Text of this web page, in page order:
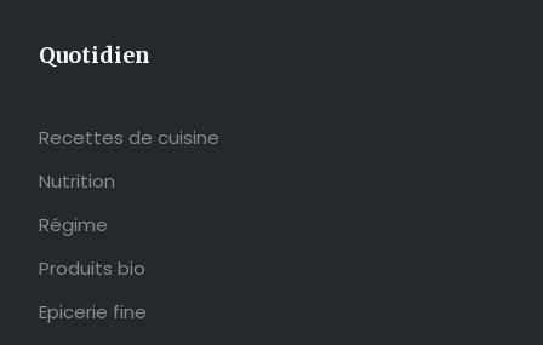
Quotidien
Recettes de cuisine
Nutrition
Régime
Produits bio
Epicerie fine